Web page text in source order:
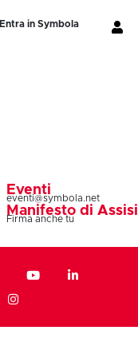
Entra in Symbola
Eventi
eventi@symbola.net
Manifesto di Assisi
Firma anche tu